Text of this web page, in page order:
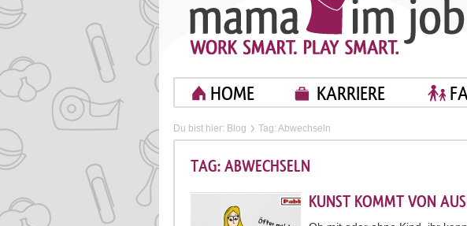
HOME KARRIERE
Du bist hier: Blog Tag: Abwechseln
TAG: ABWECHSELN
KUNST KOMMT VON